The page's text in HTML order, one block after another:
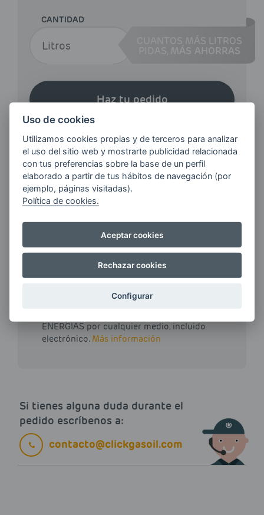
CANTIDAD
CUANTOS MÁS LITROS
MÁS AHORRAS
Haz tu pedido
¿QUIERES ESTAR AL DÍA DE
LAS
ÚLTIMAS NOVEDADES?
ENERGIAS por cualquier medio, incluido
electrónico. Más información
Si tienes alguna duda durante el
pedido escríbenos a:
contacto@clickgasoil.com
Uso de cookies
Utilizamos cookies propias y de terceros para analizar
el uso del sitio web y mostrarte publicidad relacionada
con tus preferencias sobre la base de un perfil
elaborado a partir de tus hábitos de navegación (por
ejemplo, páginas visitadas).
Política de cookies.
Aceptar cookies
Rechazar cookies
Configurar